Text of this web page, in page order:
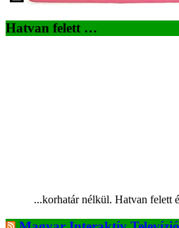
Hatvan felett …
...korhatár nélkül. Hatvan felett